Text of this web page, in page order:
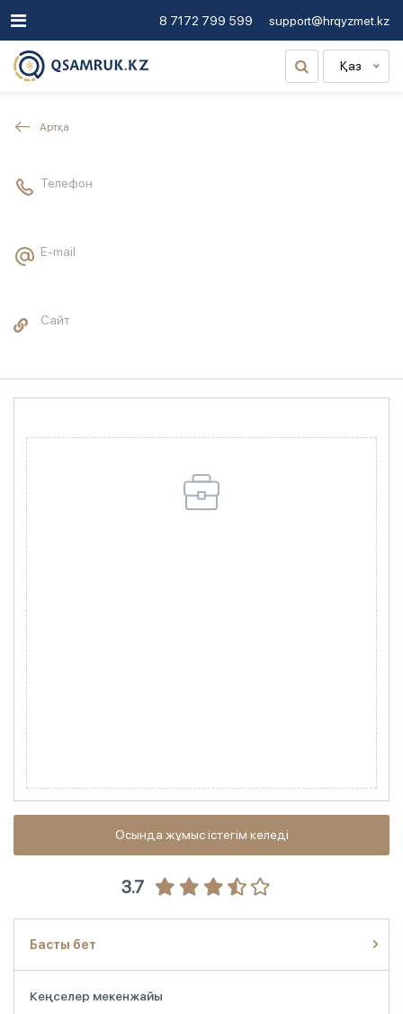
8 7172 799 599 support@hrqyzmet.kz
Қаз
Артқа
Телефон
E-mail
Сайт
Осында жұмыс істегім келеді
3.7
Басты бет
Кеңселер мекенжайы